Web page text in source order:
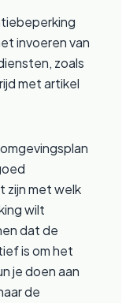
invoeren van
zoals
met artikel
zijn met welk
wilt
dat de
is om het
je doen aan
de